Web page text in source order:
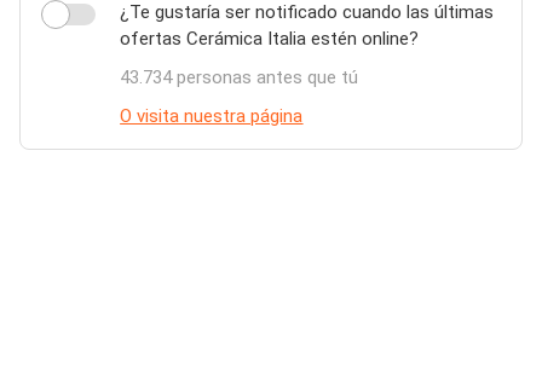
¿Te gustaría ser notificado cuando las últimas
ofertas Cerámica Italia estén online?
43.734 personas antes que tú
O visita nuestra página